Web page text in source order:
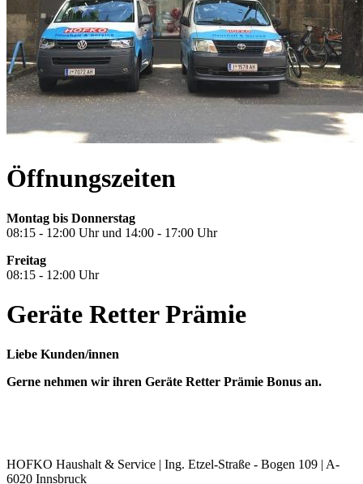
Öffnungszeiten
Montag bis Donnerstag
08:15 - 12:00 Uhr und 14:00 - 17:00 Uhr
Freitag
08:15 - 12:00 Uhr
Geräte Retter Prämie
Liebe Kunden/innen
Gerne nehmen wir ihren Geräte Retter Prämie Bonus an.
HOFKO Haushalt & Service | Ing. Etzel-Straße - Bogen 109 | A-
6020 Innsbruck